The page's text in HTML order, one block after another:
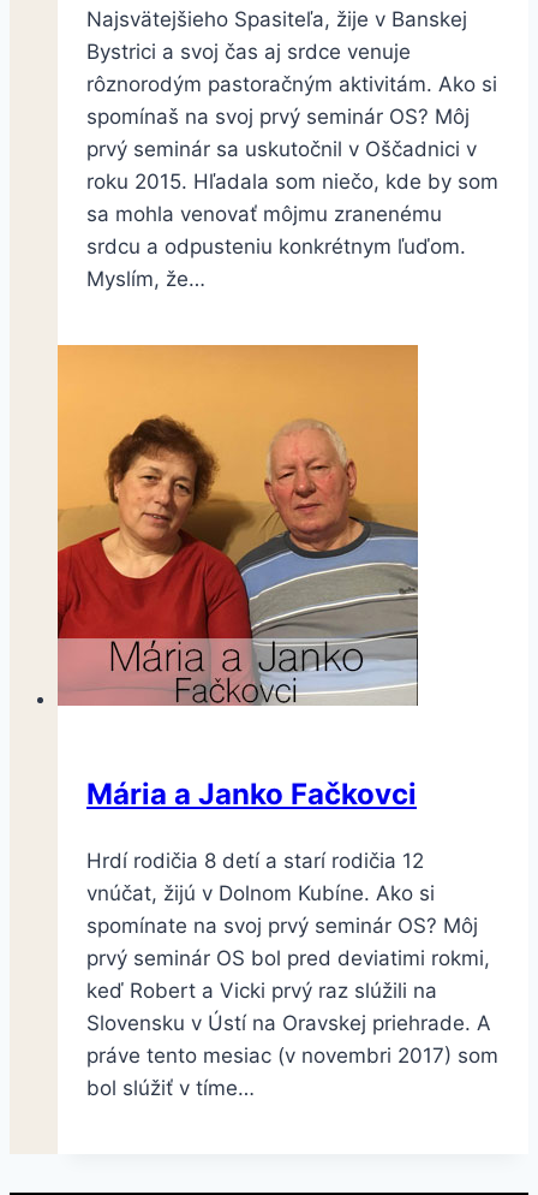
Najsvätejšieho Spasiteľa, žije v Banskej
Bystrici a svoj čas aj srdce venuje
rôznorodým pastoračným aktivitám. Ako si
spomínaš na svoj prvý seminár OS? Môj
prvý seminár sa uskutočnil v Oščadnici v
roku 2015. Hľadala som niečo, kde by som
sa mohla venovať môjmu zranenému
srdcu a odpusteniu konkrétnym ľuďom.
Myslím, že…
Mária a Janko Fačkovci
Hrdí rodičia 8 detí a starí rodičia 12
vnúčat, žijú v Dolnom Kubíne. Ako si
spomínate na svoj prvý seminár OS? Môj
prvý seminár OS bol pred deviatimi rokmi,
keď Robert a Vicki prvý raz slúžili na
Slovensku v Ústí na Oravskej priehrade. A
práve tento mesiac (v novembri 2017) som
bol slúžiť v tíme…